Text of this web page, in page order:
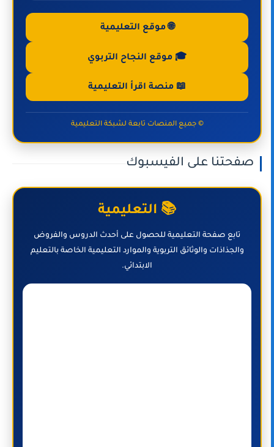
🌐 موقع التعليمية
🎓 موقع النجاح التربوي
📖 منصة اقرأ التعليمية
© جميع المنصات تابعة لشبكة التعليمية
صفحتنا على الفيسبوك
📚 التعليمية
تابع صفحة التعليمية للحصول على أحدث الدروس والفروض
والجذاذات والوثائق التربوية والموارد التعليمية الخاصة بالتعليم
الابتدائي.